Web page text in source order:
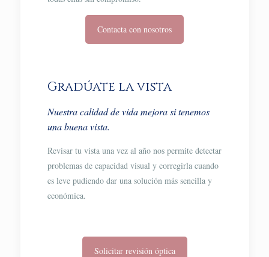
Contacta con nosotros
Gradúate la vista
Nuestra calidad de vida mejora si tenemos
una buena vista.
Revisar tu vista una vez al año nos permite detectar
problemas de capacidad visual y corregirla cuando
es leve pudiendo dar una solución más sencilla y
económica.
Solicitar revisión óptica